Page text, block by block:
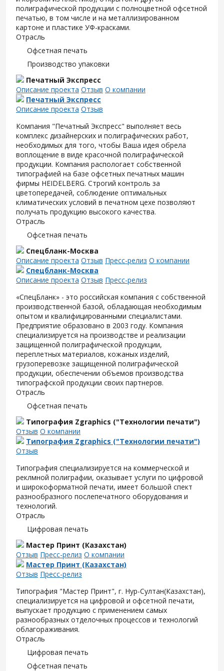
полиграфической продукции с полноцветной офсетной
печатью, в том числе и на металлизированном
картоне и пластике УФ-красками.
Отрасль
Офсетная печать
Производство упаковки
Печатный Экспресс
Описание проекта Отзыв О компании
Печатный Экспресс
Описание проекта Отзыв
Компания "Печатный Экспресс" выполняет весь
комплекс дизайнерских и полиграфических работ,
необходимых для того, чтобы Ваша идея обрела
воплощение в виде красочной полиграфической
продукции. Компания распологает собственной
типографией на базе офсетных печатных машин
фирмы HEIDELBERG. Строгий контроль за
цветопередачей, соблюдение оптимальных
климатических условий в печатном цехе позволяют
получать продукцию высокого качества.
Отрасль
Офсетная печать
Спецбланк-Москва
Описание проекта Отзыв Пресс-релиз О компании
Спецбланк-Москва
Описание проекта Отзыв Пресс-релиз
«СпецБланк» - это российская компания с собственной
производственной базой, обладающая необходимым
опытом и квалифицированными специалистами.
Предприятие образовано в 2003 году. Компания
специализируется на производстве и реализации
защищенной полиграфической продукции,
переплетных материалов, кожаных изделий,
грузоперевозке защищенной полиграфической
продукции, обеспечении объемов производства
типографской продукции своих партнеров.
Отрасль
Офсетная печать
Типография Zgraphics ("Технологии печати")
Отзыв О компании
Типография Zgraphics ("Технологии печати")
Отзыв
Типография специализируется на коммерческой и
реклмной полиграфии, оказывает услуги по цифровой
и широкоформатной печати, имеет большой спект
разнообразного послепечатного оборудования и
технологий.
Отрасль
Цифровая печать
Мастер Принт (Казахстан)
Отзыв Пресс-релиз О компании
Мастер Принт (Казахстан)
Отзыв Пресс-релиз
Типография "Мастер Принт", г. Нур-Султан(Казахстан),
специализируется на цифровой и офсетной печати,
выпускает продукцию с применением самых
разнообразных отделочных процессов и технологий
облагораживания.
Отрасль
Цифровая печать
Офсетная печать